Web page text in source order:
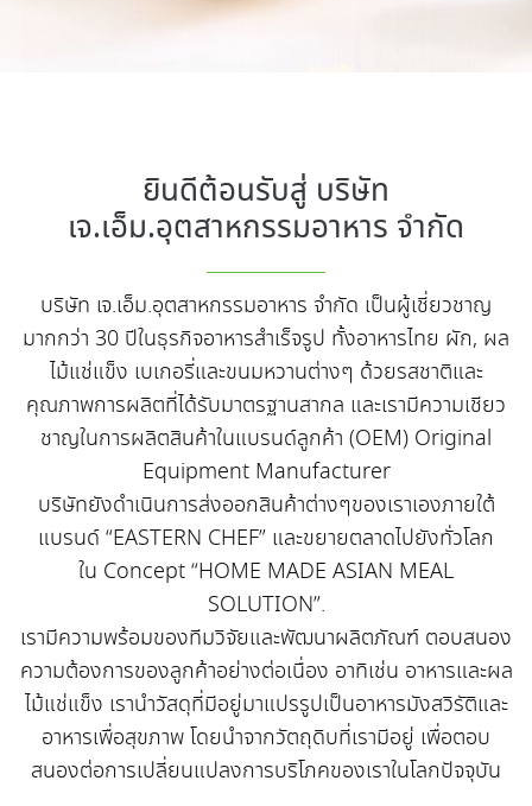
ยินดีต้อนรับสู่ บริษัท
เจ.เอ็ม.อุตสาหกรรมอาหาร จำกัด
บริษัท เจ.เอ็ม.อุตสาหกรรมอาหาร จำกัด เป็นผู้เชี่ยวชาญ
มากกว่า 30 ปีในธุรกิจอาหารสำเร็จรูป ทั้งอาหารไทย ผัก, ผล
ไม้แช่แข็ง เบเกอรี่และขนมหวานต่างๆ ด้วยรสชาติและ
คุณภาพการผลิตที่ได้รับมาตรฐานสากล และเรามีความเชียว
ชาญในการผลิตสินค้าในแบรนด์ลูกค้า (OEM) Original
Equipment Manufacturer
บริษัทยังดำเนินการส่งออกสินค้าต่างๆของเราเองภายใต้
แบรนด์ “EASTERN CHEF” และขยายตลาดไปยังทั่วโลก
ใน Concept “HOME MADE ASIAN MEAL
SOLUTION”.
เรามีความพร้อมของทีมวิจัยและพัฒนาผลิตภัณฑ์ ตอบสนอง
ความต้องการของลูกค้าอย่างต่อเนื่อง อาทิเช่น อาหารและผล
ไม้แช่แข็ง เรานำวัสดุที่มีอยู่มาแปรรูปเป็นอาหารมังสวิรัติและ
อาหารเพื่อสุขภาพ โดยนำจากวัตถุดิบที่เรามีอยู่ เพื่อตอบ
สนองต่อการเปลี่ยนแปลงการบริโภคของเราในโลกปัจจุบัน